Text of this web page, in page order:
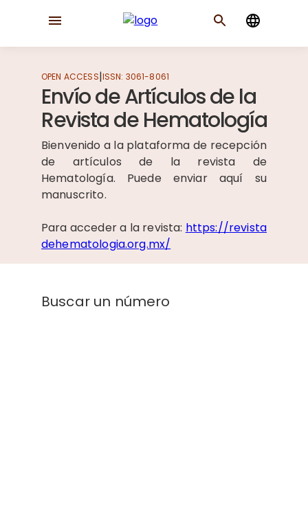
OPEN ACCESS|ISSN: 3061-8061
Envío de Artículos de la
Revista de Hematología
Bienvenido a la plataforma de recepción
de artículos de la revista de
Hematología. Puede enviar aquí su
manuscrito.
Para acceder a la revista: https://revista
dehematologia.org.mx/
Buscar un número